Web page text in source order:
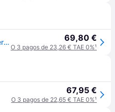
Xiaomi Smart Band 9 Pro Pulsera de Actividad Negra 69,80 €
O 3 pagos de 23,26 € TAE 0%¹
67,95 €
O 3 pagos de 22,65 € TAE 0%¹